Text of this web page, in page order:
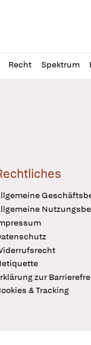
Recht Spektrum
zur
& Tracking